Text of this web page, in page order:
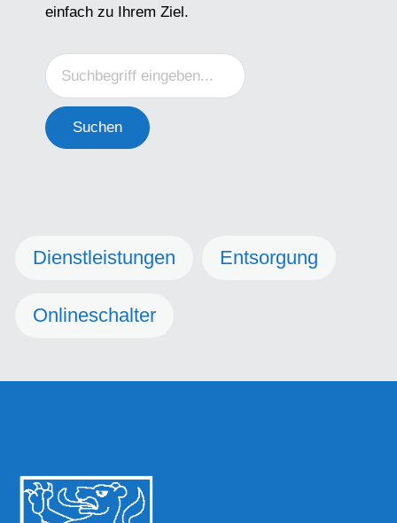
einfach zu Ihrem Ziel.
Suchen
Dienstleistungen Entsorgung
Onlineschalter